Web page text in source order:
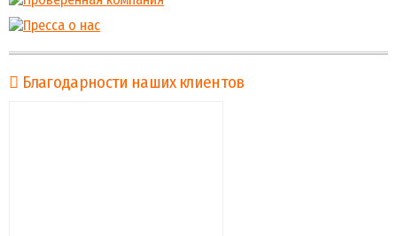
Благодарности наших клиентов